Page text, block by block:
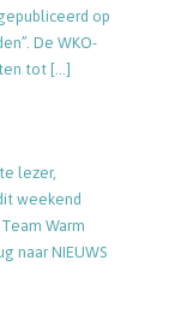
op
De WKO-
tot […]
lezer,
weekend
Warm
naar NIEUWS